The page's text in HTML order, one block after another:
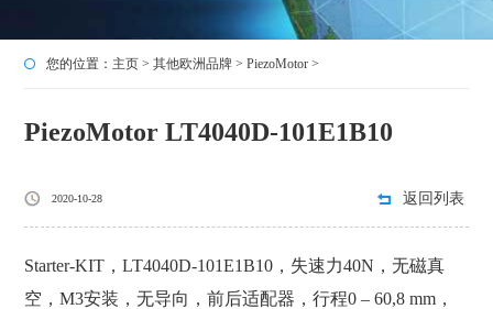
您的位置： 主页 >其他欧洲品牌 >PiezoMotor >
PiezoMotor LT4040D-101E1B10
2020-10-28 返回列表
Starter-KIT，LT4040D-101E1B10，失速力40N，无磁真
空，M3安装，无导向，前后适配器，行程0 – 60,8 mm，